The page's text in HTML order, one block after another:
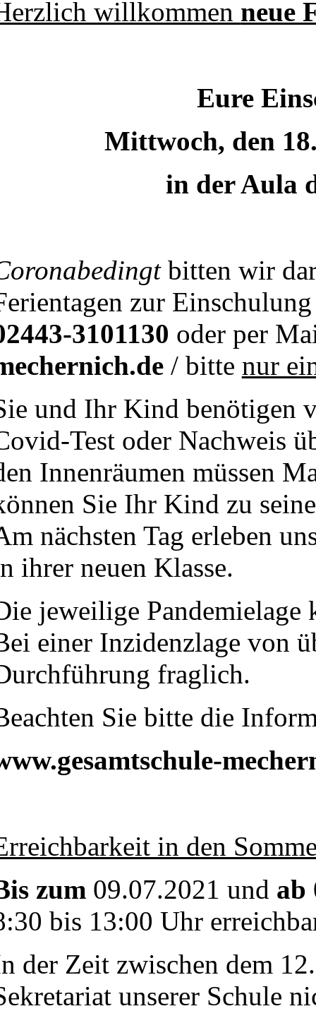
willkommen neue
Eure
Mittwoch, den
in der Aula
bitten wir
zur
3101130 oder per
/ bitte nur
und Ihr Kind benötigen
Test oder Nachweis
Innenräumen müssen
Sie Ihr Kind zu
nächsten Tag erleben
ihrer neuen Klasse.
jeweilige Pandemielage
einer Inzidenzlage von
fraglich.
Sie bitte die
in den
zum09.07.2021 und ab
bis 13:00 Uhr
der Zeit zwischen dem
unserer Schule